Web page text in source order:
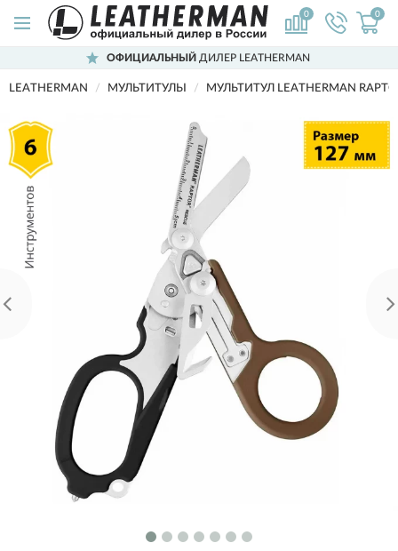
0 0
ОФИЦИАЛЬНЫЙ ДИЛЕР LEATHERMAN
LEATHERMAN МУЛЬТИТУЛЫ МУЛЬТИТУЛ LEATHERMAN